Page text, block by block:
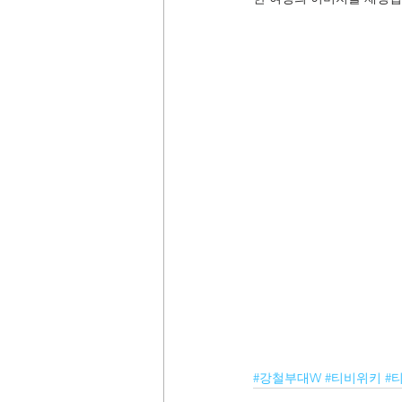
#강철부대W #티비위키 #